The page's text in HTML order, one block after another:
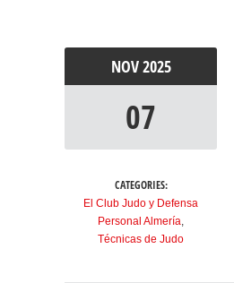
NOV2025
07
CATEGORIES:
El Club Judo y Defensa
Personal Almería,
Técnicas de Judo